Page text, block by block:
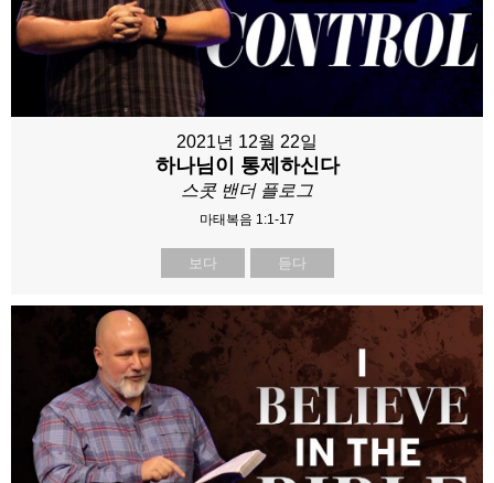
2021년 12월 22일
하나님이 통제하신다
스콧 밴더 플로그
마태복음 1:1-17
보다 듣다